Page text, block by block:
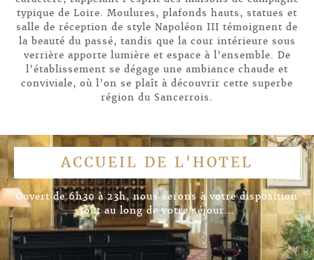
typique de Loire. Moulures, plafonds hauts, statues et
salle de réception de style Napoléon III témoignent de
la beauté du passé, tandis que la cour intérieure sous
verrière apporte lumière et espace à l’ensemble. De
l’établissement se dégage une ambiance chaude et
conviviale, où l’on se plaît à découvrir cette superbe
région du Sancerrois.
ACCUEIL DE L'HOTEL
Ouvert de 6h30 à 23h, nous serons à votre disposition
tout au long de votre séjour...